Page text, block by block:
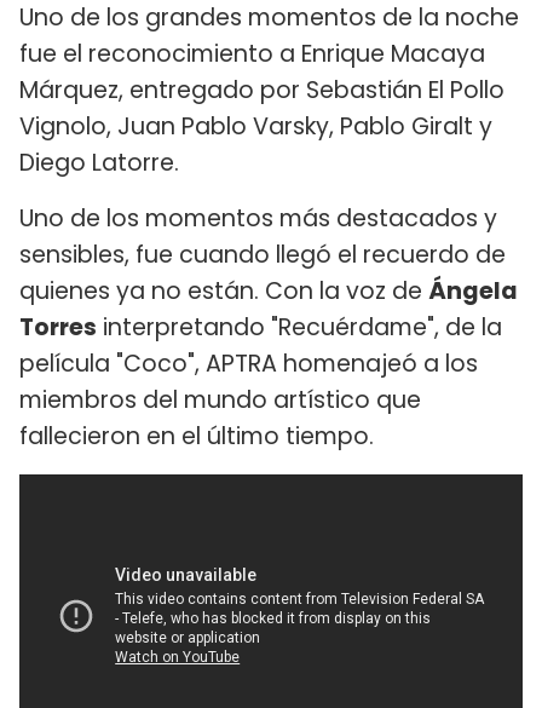
Uno de los grandes momentos de la noche
fue el reconocimiento a Enrique Macaya
Márquez, entregado por Sebastián El Pollo
Vignolo, Juan Pablo Varsky, Pablo Giralt y
Diego Latorre.
Uno de los momentos más destacados y
sensibles, fue cuando llegó el recuerdo de
quienes ya no están. Con la voz de Ángela
Torres interpretando "Recuérdame", de la
película "Coco", APTRA homenajeó a los
miembros del mundo artístico que
fallecieron en el último tiempo.